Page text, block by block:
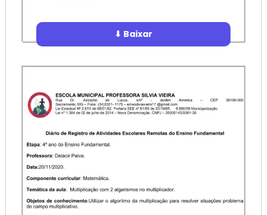
⬇ Baixar